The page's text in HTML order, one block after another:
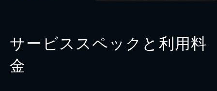
サービススペックと利用料
金